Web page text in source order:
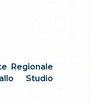
Regionale
Studio